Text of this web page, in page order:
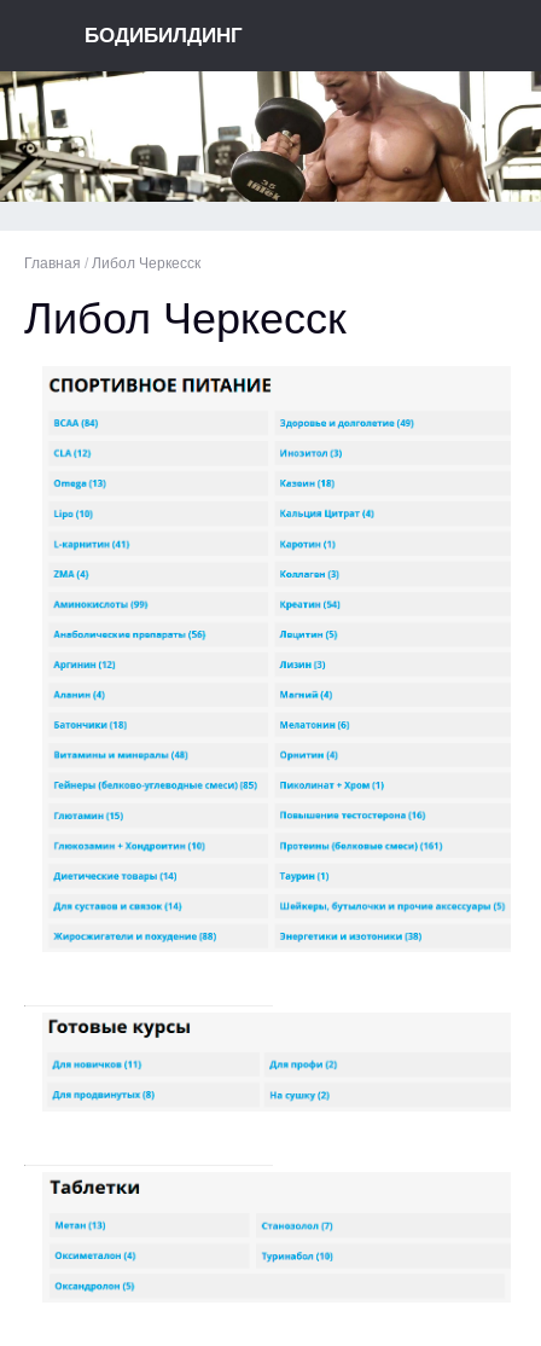
БОДИБИЛДИНГ
Главная / Либол Черкесск
Либол Черкесск